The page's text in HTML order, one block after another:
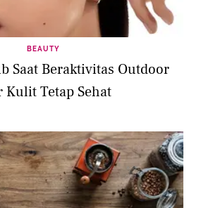
BEAUTY
Saat Beraktivitas Outdoor
Kulit Tetap Sehat